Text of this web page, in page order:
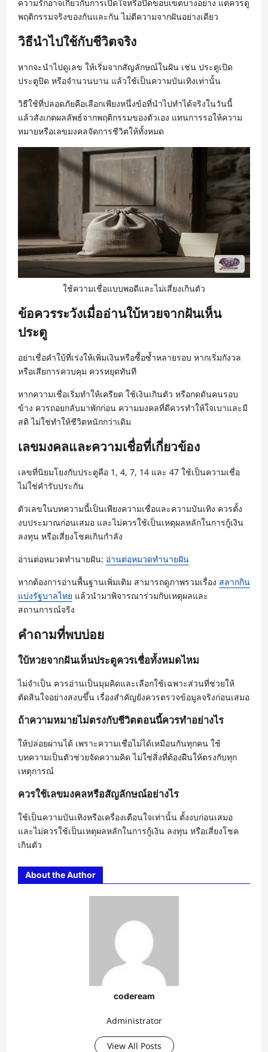
ความรักอาจเกี่ยวกับการเปิดใจหรือปิดขอบเขตบางอย่าง แต่ควรดู
พฤติกรรมจริงของกันและกัน ไม่ตีความจากฝันอย่างเดียว
วิธีนำไปใช้กับชีวิตจริง
หากจะนำไปดูเลข ให้เริ่มจากสัญลักษณ์ในฝัน เช่น ประตูเปิด
ประตูปิด หรือจำนวนบาน แล้วใช้เป็นความบันเทิงเท่านั้น
วิธีใช้ที่ปลอดภัยคือเลือกเพียงหนึ่งข้อที่นำไปทำได้จริงในวันนี้
แล้วสังเกตผลลัพธ์จากพฤติกรรมของตัวเอง แทนการรอให้ความ
หมายหรือเลขมงคลจัดการชีวิตให้ทั้งหมด
ใช้ความเชื่อแบบพอดีและไม่เสี่ยงเกินตัว
ข้อควรระวังเมื่ออ่านใบ้หวยจากฝันเห็น
ประตู
อย่าเชื่อคำใบ้ที่เร่งให้เพิ่มเงินหรือซื้อซ้ำหลายรอบ หากเริ่มกังวล
หรือเสียการควบคุม ควรหยุดทันที
หากความเชื่อเริ่มทำให้เครียด ใช้เงินเกินตัว หรือกดดันคนรอบ
ข้าง ควรถอยกลับมาพักก่อน ความมงคลที่ดีควรทำให้ใจเบาและมี
สติ ไม่ใช่ทำให้ชีวิตหนักกว่าเดิม
เลขมงคลและความเชื่อที่เกี่ยวข้อง
เลขที่นิยมโยงกับประตูคือ 1, 4, 7, 14 และ 47 ใช้เป็นความเชื่อ
ไม่ใช่คำรับประกัน
ตัวเลขในบทความนี้เป็นเพียงความเชื่อและความบันเทิง ควรตั้ง
งบประมาณก่อนเสมอ และไม่ควรใช้เป็นเหตุผลหลักในการกู้เงิน
ลงทุน หรือเสี่ยงโชคเกินกำลัง
อ่านต่อหมวดทำนายฝัน: อ่านต่อหมวดทำนายฝัน
หากต้องการอ่านพื้นฐานเพิ่มเติม สามารถดูภาพรวมเรื่อง สลากกิน
แบ่งรัฐบาลไทย แล้วนำมาพิจารณาร่วมกับเหตุผลและ
สถานการณ์จริง
คำถามที่พบบ่อย
ใบ้หวยจากฝันเห็นประตูควรเชื่อทั้งหมดไหม
ไม่จำเป็น ควรอ่านเป็นมุมคิดและเลือกใช้เฉพาะส่วนที่ช่วยให้
ตัดสินใจอย่างสงบขึ้น เรื่องสำคัญยังควรตรวจข้อมูลจริงก่อนเสมอ
ถ้าความหมายไม่ตรงกับชีวิตตอนนี้ควรทำอย่างไร
ให้ปล่อยผ่านได้ เพราะความเชื่อไม่ได้เหมือนกันทุกคน ใช้
บทความเป็นตัวช่วยจัดความคิด ไม่ใช่สิ่งที่ต้องฝืนให้ตรงกับทุก
เหตุการณ์
ควรใช้เลขมงคลหรือสัญลักษณ์อย่างไร
ใช้เป็นความบันเทิงหรือเครื่องเตือนใจเท่านั้น ตั้งงบก่อนเสมอ
และไม่ควรใช้เป็นเหตุผลหลักในการกู้เงิน ลงทุน หรือเสี่ยงโชค
เกินตัว
About the Author
codeream
Administrator
View All Posts